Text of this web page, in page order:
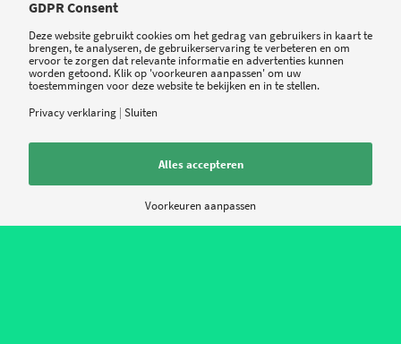
GDPR Consent
Deze website gebruikt cookies om het gedrag van gebruikers in kaart te
brengen, te analyseren, de gebruikerservaring te verbeteren en om
ervoor te zorgen dat relevante informatie en advertenties kunnen
worden getoond. Klik op 'voorkeuren aanpassen' om uw
toestemmingen voor deze website te bekijken en in te stellen.
Privacy verklaring | Sluiten
Alles accepteren
Voorkeuren aanpassen